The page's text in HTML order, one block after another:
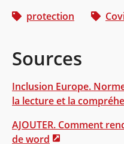
protection
Sources
Inclusion Europe.
la lecture et la
AJOUTER. Comment
de word